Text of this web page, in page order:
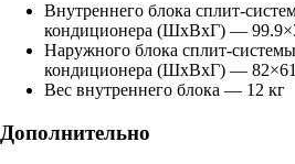
Внутреннего блока сплит-
кондиционера (ШxВxГ) —
Наружного блока сплит-
кондиционера (ШxВxГ) —
Вес внутреннего блока — 12 кг
Дополнительно